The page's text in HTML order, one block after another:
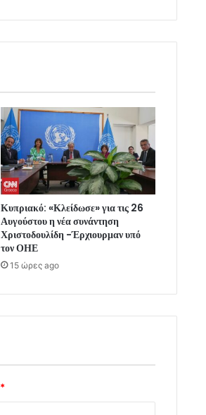
Κυπριακό: «Κλείδωσε» για τις 26
Αυγούστου η νέα συνάντηση
Χριστοδουλίδη -Έρχιουρμαν υπό
τον ΟΗΕ
15 ώρες ago
*